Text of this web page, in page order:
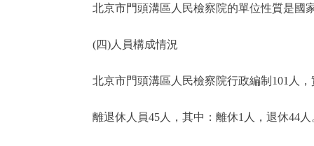
北京市門頭溝區人民檢察院的單位性質是國
(四)人員構成情況
北京市門頭溝區人民檢察院行政編制101人，
離退休人員45人，其中：離休1人，退休44人